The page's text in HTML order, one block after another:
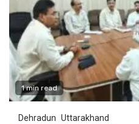
1 min read
Dehradun Uttarakhand